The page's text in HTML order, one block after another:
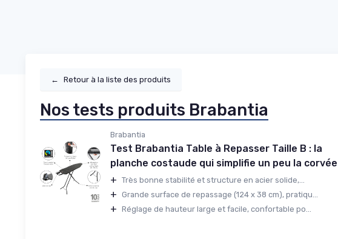
← Retour à la liste des produits
Nos tests produits Brabantia
Brabantia
Test Brabantia Table à Repasser Taille B : la
planche costaude qui simplifie un peu la corvée
+ Très bonne stabilité et structure en acier solide,...
+ Grande surface de repassage (124 x 38 cm), pratiqu...
+ Réglage de hauteur large et facile, confortable po...